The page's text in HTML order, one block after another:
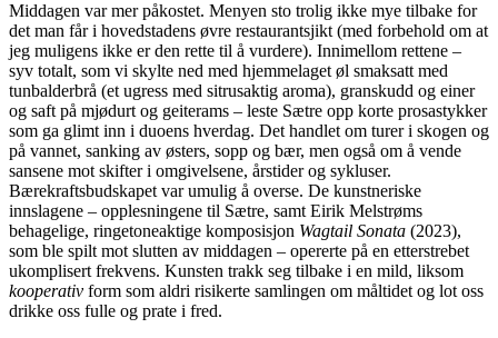
Middagen var mer påkostet. Menyen sto trolig ikke mye tilbake for
det man får i hovedstadens øvre restaurantsjikt (med forbehold om at
jeg muligens ikke er den rette til å vurdere). Innimellom rettene –
syv totalt, som vi skylte ned med hjemmelaget øl smaksatt med
tunbalderbrå (et ugress med sitrusaktig aroma), granskudd og einer
og saft på mjødurt og geiterams – leste Sætre opp korte prosastykker
som ga glimt inn i duoens hverdag. Det handlet om turer i skogen og
på vannet, sanking av østers, sopp og bær, men også om å vende
sansene mot skifter i omgivelsene, årstider og sykluser.
Bærekraftsbudskapet var umulig å overse. De kunstneriske
innslagene – opplesningene til Sætre, samt Eirik Melstrøms
behagelige, ringetoneaktige komposisjon Wagtail Sonata (2023),
som ble spilt mot slutten av middagen – opererte på en etterstrebet
ukomplisert frekvens. Kunsten trakk seg tilbake i en mild, liksom
kooperativ form som aldri risikerte samlingen om måltidet og lot oss
drikke oss fulle og prate i fred.